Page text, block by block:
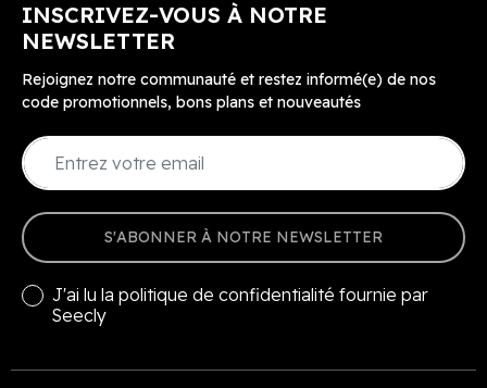
INSCRIVEZ-VOUS À NOTRE
NEWSLETTER
Rejoignez notre communauté et restez informé(e) de nos
code promotionnels, bons plans et nouveautés
S'ABONNER À NOTRE NEWSLETTER
J'ai lu la politique de confidentialité fournie par
Seecly